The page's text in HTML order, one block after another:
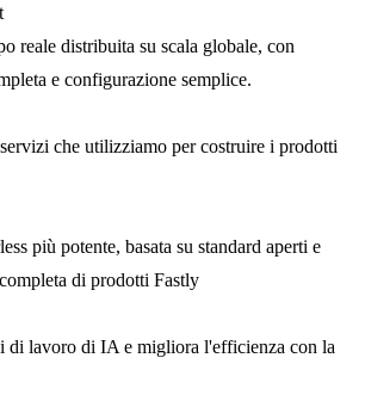
reale distribuita su scala globale, con
e configurazione semplice.
che utilizziamo per costruire i prodotti
più potente, basata su standard aperti e
di prodotti Fastly
di lavoro di IA e migliora l'efficienza con la